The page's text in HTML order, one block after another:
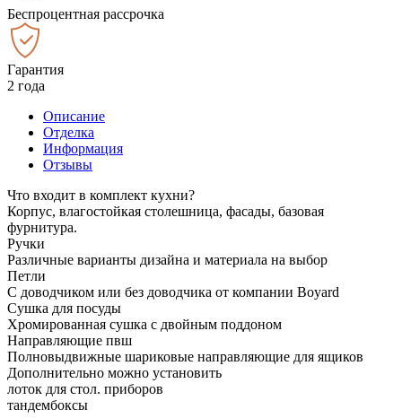
Беспроцентная рассрочка
Гарантия
2 года
Описание
Отделка
Информация
Отзывы
Что входит в комплект кухни?
Корпус, влагостойкая столешница, фасады, базовая
фурнитура.
Ручки
Различные варианты дизайна и материала на выбор
Петли
С доводчиком или без доводчика от компании Boyard
Сушка для посуды
Хромированная сушка с двойным поддоном
Направляющие пвш
Полновыдвижные шариковые направляющие для ящиков
Дополнительно можно установить
лоток для стол. приборов
тандембоксы